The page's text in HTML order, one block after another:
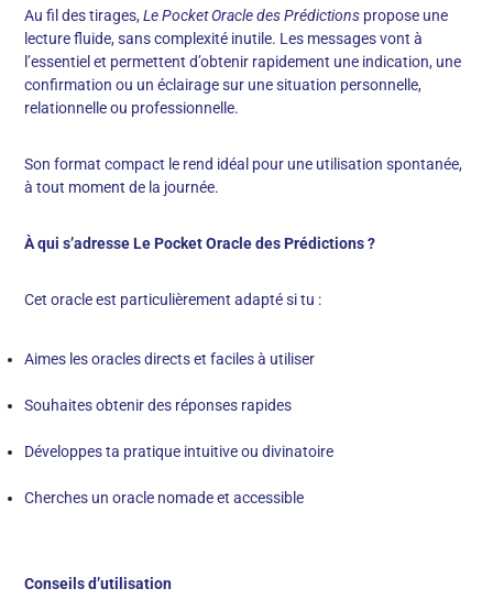
Au fil des tirages,Le Pocket Oracle des Prédictions propose une
lecture fluide, sans complexité inutile. Les messages vont à
l’essentiel et permettent d’obtenir rapidement une indication, une
confirmation ou un éclairage sur une situation personnelle,
relationnelle ou professionnelle.
Son format compact le rend idéal pour une utilisation spontanée,
à tout moment de la journée.
À qui s’adresse Le Pocket Oracle des Prédictions ?
Cet oracle est particulièrement adapté si tu :
Aimes les oracles directs et faciles à utiliser
Souhaites obtenir des réponses rapides
Développes ta pratique intuitive ou divinatoire
Cherches un oracle nomade et accessible
Conseils d’utilisation